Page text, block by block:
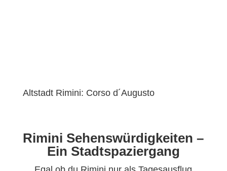
Altstadt Rimini: Corso d´Augusto
Rimini Sehenswürdigkeiten –
Ein Stadtspaziergang